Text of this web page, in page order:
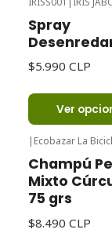
Spray
$5.990 CLP
Ver
| Ecobazar La
Champú
Mixto
75 grs
$8.490 CLP